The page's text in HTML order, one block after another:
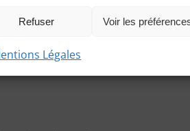
Refuser Voir les
Légales